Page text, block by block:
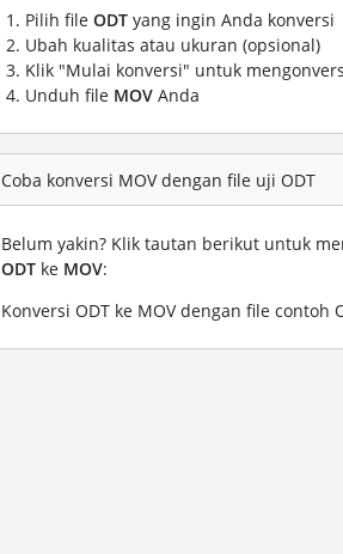
Pilih file ODT yang ingin Anda konversi
Ubah kualitas atau ukuran (opsional)
Klik "Mulai konversi" untuk
Unduh file MOV Anda
Coba konversi MOV dengan file uji ODT
Belum yakin? Klik tautan berikut untuk
ODT ke MOV:
Konversi ODT ke MOV dengan file contoh